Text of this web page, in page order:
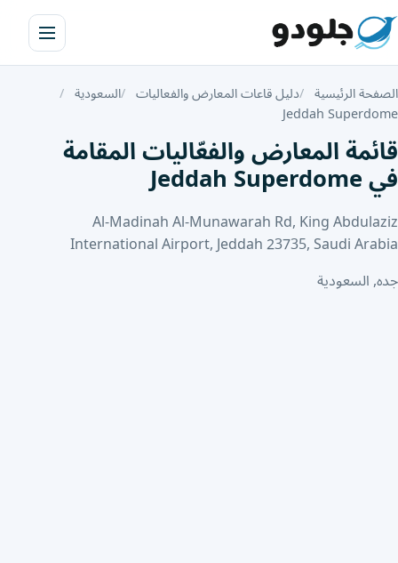
الصفحة الرئيسية دليل قاعات المعارض والفعاليات السعودية
Jeddah Superdome
قائمة المعارض والفعّاليات المقامة
في Jeddah Superdome
Al-Madinah Al-Munawarah Rd, King Abdulaziz
International Airport, Jeddah 23735, Saudi Arabia
جده, السعودية